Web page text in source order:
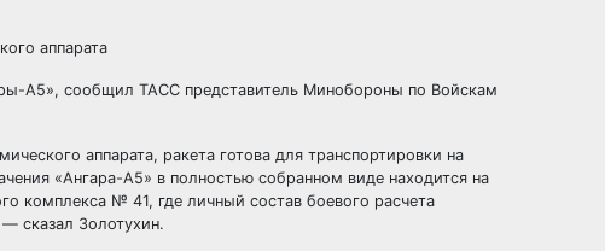
аппарата
А5», сообщил ТАСС представитель Минобороны по Войскам
аппарата, ракета готова для транспортировки на
«Ангара-А5» в полностью собранном виде находится на
комплекса № 41, где личный состав боевого расчета
сказал Золотухин.